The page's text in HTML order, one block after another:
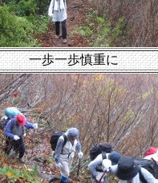
一歩一歩慎重に